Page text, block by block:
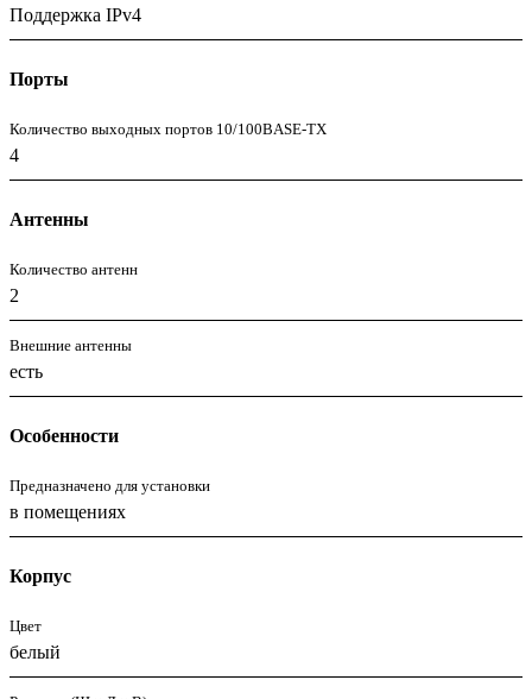
Поддержка IPv4
Порты
Количество выходных портов 10/100BASE-TX
4
Антенны
Количество антенн
2
Внешние антенны
есть
Особенности
Предназначено для установки
в помещениях
Корпус
Цвет
белый